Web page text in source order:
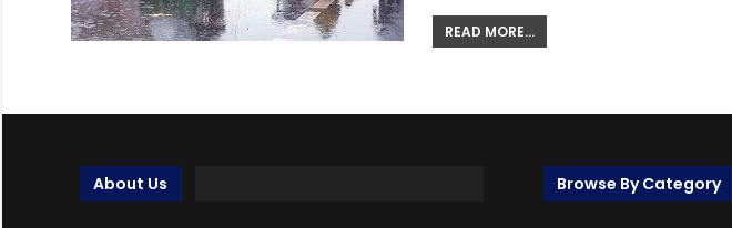
READ MORE...
About Us Browse By Category